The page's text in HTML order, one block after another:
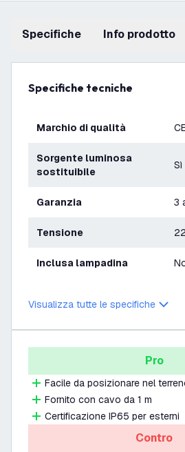
Specifiche info prodotto
Specifiche tecniche
Marchio di qualità
Sorgente luminosa
sostituibile
Sì
Garanzia 3
Tensione
Inclusa lampadina
Visualizza tutte le specifiche
Pro
Facile da posizionare nel
Fornito con cavo da 1 m
Certificazione IP65 per esterni
Contro